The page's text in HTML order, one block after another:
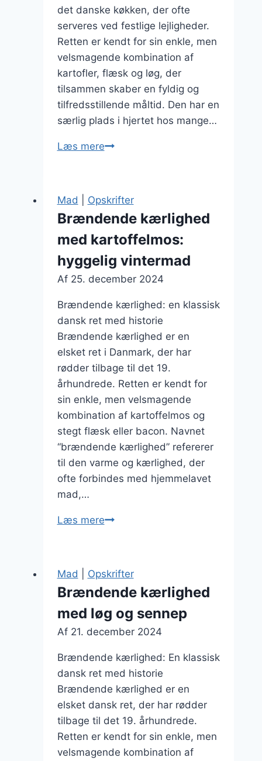
det danske køkken, der ofte
serveres ved festlige lejligheder.
Retten er kendt for sin enkle, men
velsmagende kombination af
kartofler, flæsk og løg, der
tilsammen skaber en fyldig og
tilfredsstillende måltid. Den har en
særlig plads i hjertet hos mange…
Læs mereBrændende
Server
en
klassiker
Mad Opskrifter
Brændende kærlighed
med kartoffelmos:
hyggelig vintermad
Af 25. december 2024
Brændende kærlighed: en klassisk
dansk ret med historie
Brændende kærlighed er en
elsket ret i Danmark, der har
rødder tilbage til det 19.
århundrede. Retten er kendt for
sin enkle, men velsmagende
kombination af kartoffelmos og
stegt flæsk eller bacon. Navnet
“brændende kærlighed” refererer
til den varme og kærlighed, der
ofte forbindes med hjemmelavet
mad,…
Læs mereBrændende
hyggelig
vintermad
Mad Opskrifter
Brændende kærlighed
med løg og sennep
Af 21. december 2024
Brændende kærlighed: En klassisk
dansk ret med historie
Brændende kærlighed er en
elsket dansk ret, der har rødder
tilbage til det 19. århundrede.
Retten er kendt for sin enkle, men
velsmagende kombination af